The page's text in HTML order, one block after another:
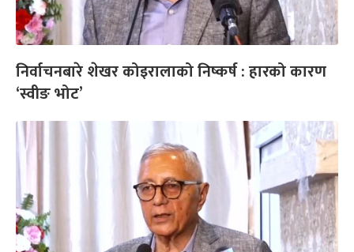
निर्वाचनबारे शेखर कोइरालाको निष्कर्ष : हारको कारण
‘स्वीङ भोट’